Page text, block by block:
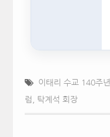
이태리 수교 140주년
럼 탁계석 회장